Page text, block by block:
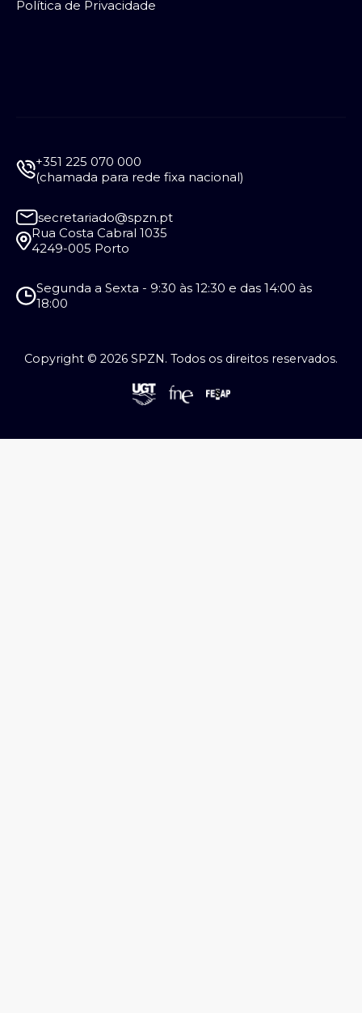
Política de Privacidade
+351 225 070 000
(chamada para rede fixa nacional)
secretariado@spzn.pt
Rua Costa Cabral 1035
4249-005 Porto
Segunda a Sexta - 9:30 às 12:30 e das 14:00 às
18:00
Copyright © 2026 SPZN. Todos os direitos reservados.